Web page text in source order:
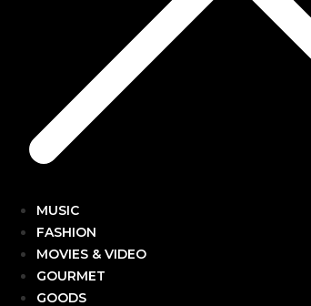
MUSIC
FASHION
MOVIES & VIDEO
GOURMET
GOODS